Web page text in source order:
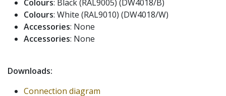
Colours: Black (RAL9005) (DW4018/B)
Colours: White (RAL9010) (DW4018/W)
Accessories: None
Accessories: None
Downloads:
Connection diagram